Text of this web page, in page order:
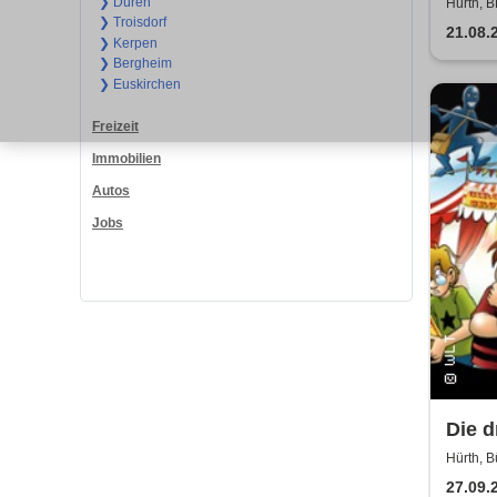
❯ Troisdorf
❯ Kerpen
❯ Bergheim
❯ Euskirchen
Freizeit
Immobilien
Autos
Jobs
Air
Hürth,
Die
Hürth,